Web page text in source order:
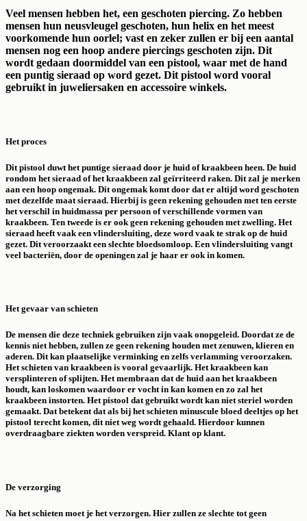
Veel mensen hebben het, een geschoten piercing. Zo hebben
mensen hun neusvleugel geschoten, hun helix en het meest
voorkomende hun oorlel; vast en zeker zullen er bij een aantal
mensen nog een hoop andere piercings geschoten zijn. Dit
wordt gedaan doormiddel van een pistool, waar met de hand
een puntig sieraad op word gezet. Dit pistool word vooral
gebruikt in juweliersaken en accessoire winkels.
Het proces
Dit pistool duwt het puntige sieraad door je huid of kraakbeen heen. De huid
rondom het sieraad of het kraakbeen zal geïrriteerd raken. Dit zal je merken
aan een hoop ongemak. Dit ongemak komt door dat er altijd word geschoten
met dezelfde maat sieraad. Hierbij is geen rekening gehouden met ten eerste
het verschil in huidmassa per persoon of verschillende vormen van
kraakbeen. Ten tweede is er ook geen rekening gehouden met zwelling. Het
sieraad heeft vaak een vlindersluiting, deze word vaak te strak op de huid
gezet. Dit veroorzaakt een slechte bloedsomloop. Een vlindersluiting vangt
veel bacteriën, door de openingen zal je haar er ook in komen.
Het gevaar van schieten
De mensen die deze techniek gebruiken zijn vaak onopgeleid. Doordat ze de
kennis niet hebben, zullen ze geen rekening houden met zenuwen, klieren en
aderen. Dit kan plaatselijke verminking en zelfs verlamming veroorzaken.
Het schieten van kraakbeen is vooral gevaarlijk. Het kraakbeen kan
versplinteren of splijten. Het membraan dat de huid aan het kraakbeen
houdt, kan loskomen waardoor er vocht in kan komen en zo zal het
kraakbeen instorten. Het pistool dat gebruikt wordt kan niet steriel worden
gemaakt. Dat betekent dat als bij het schieten minuscule bloed deeltjes op het
pistool terecht komen, dit niet weg wordt gehaald. Hierdoor kunnen
overdraagbare ziekten worden verspreid. Klant op klant.
De verzorging
Na het schieten moet je het verzorgen. Hier zullen ze slechte tot geen